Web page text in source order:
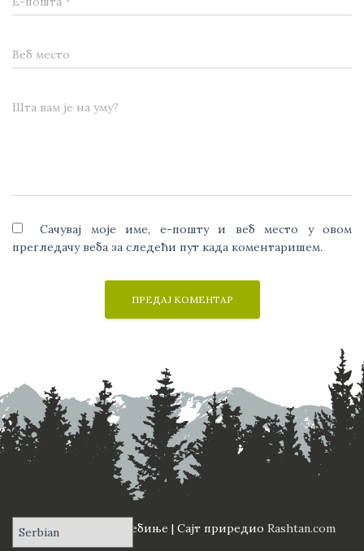
Веб место
Шта вам је на уму?
Сачувај моје име, е-пошту и веб место у овом
прегледачу веба за следећи пут када коментаришем.
ПД "Вучји Зуб" Требиње | Сајт приредио Rashtan.com